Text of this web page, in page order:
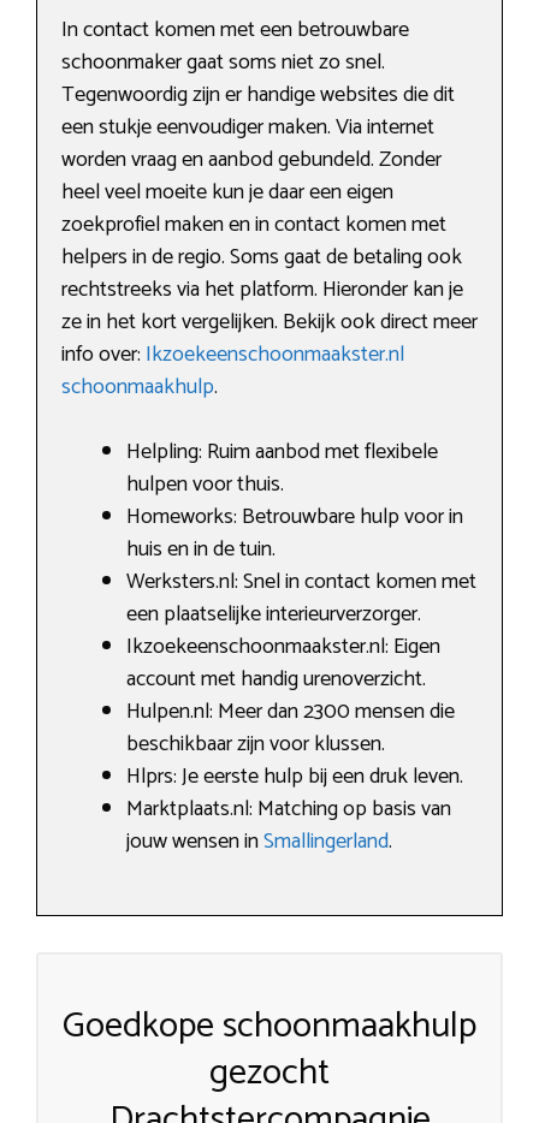
In contact komen met een betrouwbare
schoonmaker gaat soms niet zo snel.
Tegenwoordig zijn er handige websites die dit
een stukje eenvoudiger maken. Via internet
worden vraag en aanbod gebundeld. Zonder
heel veel moeite kun je daar een eigen
zoekprofiel maken en in contact komen met
helpers in de regio. Soms gaat de betaling ook
rechtstreeks via het platform. Hieronder kan je
ze in het kort vergelijken. Bekijk ook direct meer
info over: Ikzoekeenschoonmaakster.nl
schoonmaakhulp.
Helpling: Ruim aanbod met flexibele
hulpen voor thuis.
Homeworks: Betrouwbare hulp voor in
huis en in de tuin.
Werksters.nl: Snel in contact komen met
een plaatselijke interieurverzorger.
Ikzoekeenschoonmaakster.nl: Eigen
account met handig urenoverzicht.
Hulpen.nl: Meer dan 2300 mensen die
beschikbaar zijn voor klussen.
Hlprs: Je eerste hulp bij een druk leven.
Marktplaats.nl: Matching op basis van
jouw wensen inSmallingerland.
Goedkope schoonmaakhulp
gezocht